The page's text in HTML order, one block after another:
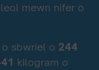
mewn nifer o
sbwriel o 244
kilogram o